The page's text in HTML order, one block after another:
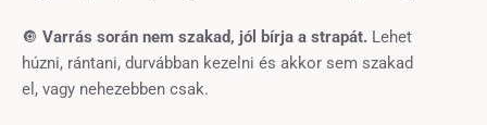
🔘 Varrás során nem szakad, jól bírja a strapát. Lehet
húzni, rántani, durvábban kezelni és akkor sem szakad
el, vagy nehezebben csak.